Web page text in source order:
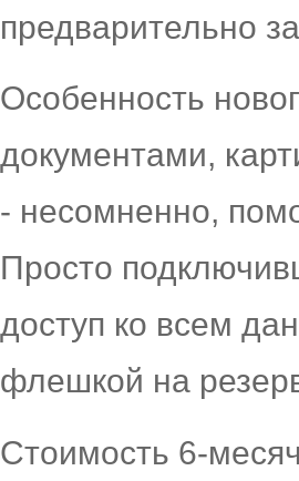
предварительно
Особенность
документами,
- несомненно,
Просто
доступ ко всем
флешкой на
Стоимость 6-